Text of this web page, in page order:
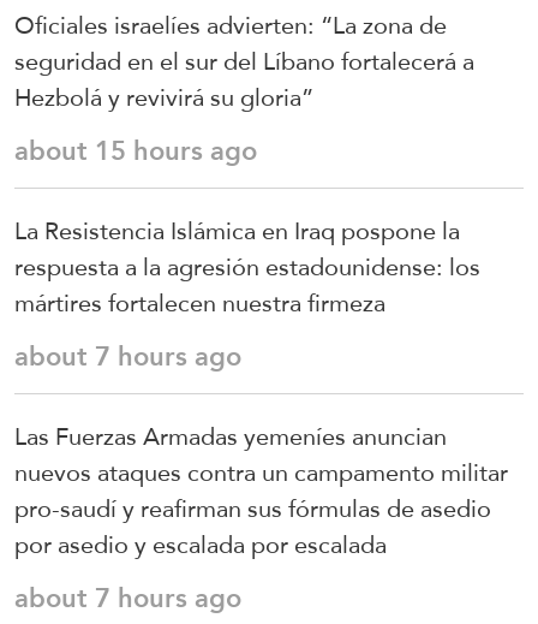
Oficiales israelíes advierten: “La zona de
seguridad en el sur del Líbano fortalecerá a
Hezbolá y revivirá su gloria”
about 15 hours ago
La Resistencia Islámica en Iraq pospone la
respuesta a la agresión estadounidense: los
mártires fortalecen nuestra firmeza
about 7 hours ago
Las Fuerzas Armadas yemeníes anuncian
nuevos ataques contra un campamento militar
pro-saudí y reafirman sus fórmulas de asedio
por asedio y escalada por escalada
about 7 hours ago